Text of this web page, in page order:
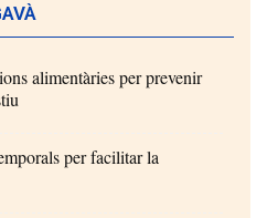
alimentàries per prevenir
per facilitar la